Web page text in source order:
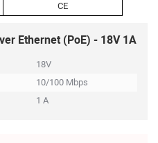
CE
Ethernet (PoE) - 18V 1A
18V
10/100 Mbps
1 А